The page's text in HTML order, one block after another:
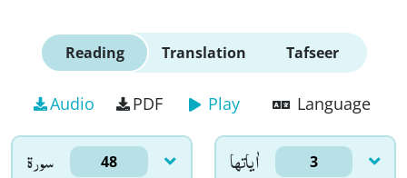
Reading Translation Tafseer
Audio PDF Play Language
سورۃ 48 اٰياتها 3